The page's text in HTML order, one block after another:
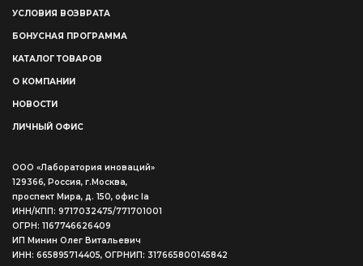
УСЛОВИЯ ВОЗВРАТА
БОНУСНАЯ ПРОГРАММА
КАТАЛОГ ТОВАРОВ
О КОМПАНИИ
НОВОСТИ
ЛИЧНЫЙ ОФИС
ООО «Лаборатория иноваций»
129366, Россия, г.Москва,
проспект Мира, д. 150, офис Ia
ИНН/КПП: 9717032475/771701001
ОГРН: 1167746626409
ИП Минин Олег Витальевич
ИНН: 665895714405, ОГРНИП: 317665800145842